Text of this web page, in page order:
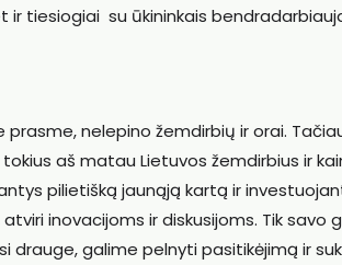
tiesiogiai su ūkininkais
prasme, nelepino žemdirbių ir orai.
aš matau Lietuvos žemdirbius ir
pilietišką jaunąją kartą ir
inovacijoms ir diskusijoms. Tik savo
drauge, galime pelnyti pasitikėjimą ir